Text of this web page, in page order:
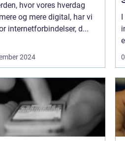
hvor vores hverdag
og mere digital, har vi
internetforbindelser, d...
2024